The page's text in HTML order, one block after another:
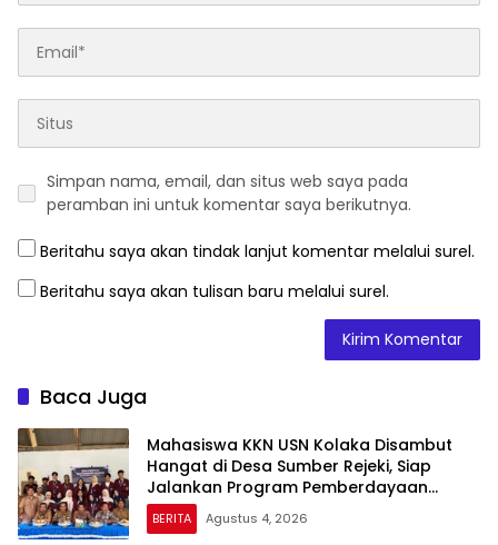
Simpan nama, email, dan situs web saya pada
peramban ini untuk komentar saya berikutnya.
Beritahu saya akan tindak lanjut komentar melalui surel.
Beritahu saya akan tulisan baru melalui surel.
Baca Juga
Mahasiswa KKN USN Kolaka Disambut
Hangat di Desa Sumber Rejeki, Siap
Jalankan Program Pemberdayaan
Masyarakat
BERITA Agustus 4, 2026